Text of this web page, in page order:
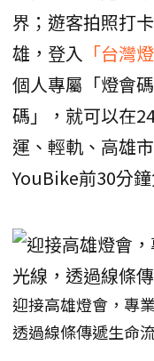
界；遊客拍照打
雄，登入 「台灣
個人專屬「燈會
碼」，就可以在
運、輕軌、高雄
YouBike前30分鐘
迎接高雄燈會，專
透過線條傳遞生命